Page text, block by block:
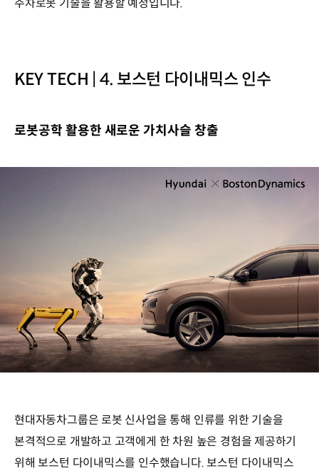
주차로봇 기술을 활용할 예정입니다.
KEY TECH | 4. 보스턴 다이내믹스 인수
로봇공학 활용한 새로운 가치사슬 창출
현대자동차그룹은 로봇 신사업을 통해 인류를 위한 기술을
본격적으로 개발하고 고객에게 한 차원 높은 경험을 제공하기
위해 보스턴 다이내믹스를 인수했습니다. 보스턴 다이내믹스